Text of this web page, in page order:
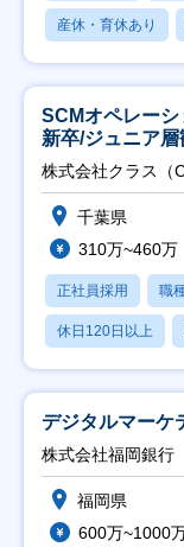
産休・育休あり
SCMオペレー
新卒/ジュニア層
株式会社クラス（
千葉県
310万~460万
正社員採用 職
休日120日以上
デジタルマーケ
株式会社福岡銀行
福岡県
600万~1000